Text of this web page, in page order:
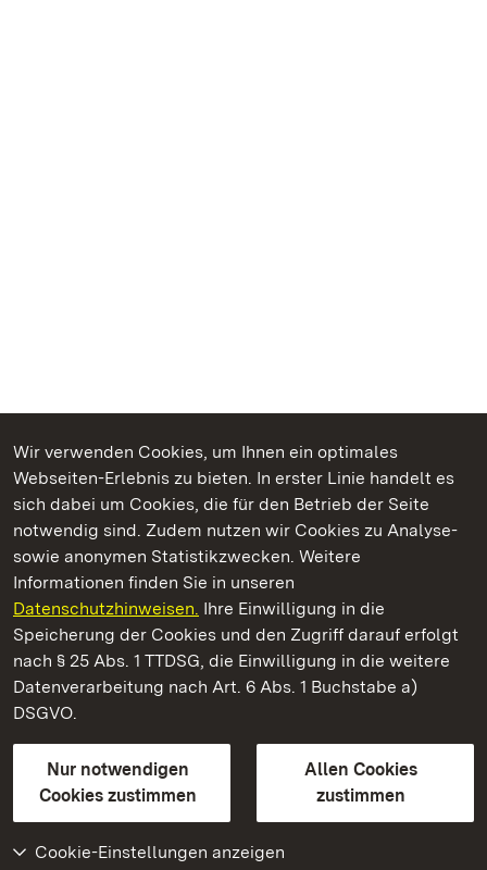
Wir verwenden Cookies, um Ihnen ein optimales
Webseiten-Erlebnis zu bieten. In erster Linie handelt es
sich dabei um Cookies, die für den Betrieb der Seite
notwendig sind. Zudem nutzen wir Cookies zu Analyse-
sowie anonymen Statistikzwecken. Weitere
Informationen finden Sie in unseren
Datenschutzhinweisen. Ihre Einwilligung in die
Speicherung der Cookies und den Zugriff darauf erfolgt
nach § 25 Abs. 1 TTDSG, die Einwilligung in die weitere
Datenverarbeitung nach Art. 6 Abs. 1 Buchstabe a)
DSGVO.
Nur notwendigen
Cookies zustimmen
Allen Cookies
zustimmen
Cookie-Einstellungen anzeigen
Kommen. Staunen. Genießen.
Staatliche Schlösser und Gärten Baden‑Württemberg
Staatliche Schlösser und Gärten Baden-Württemberg
Kontakt
GebärdenspracheLeichte Sprache
Erklärung zur Barrierefreiheit
BITV-konform (geprüfte Seiten)
Weiteres